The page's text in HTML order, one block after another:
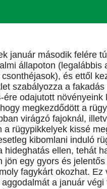
január második felére
állapoton (legalábbis
és ettől
szabályozza a fakadás
ére odajutott növényeink
megkezdődött a
virágzó fajoknál,
a rügypikkelyek kissé
kibomlani induló
hideghatás ellen, tehát
jön egy gyors és
fagykárt okozhat. Ez
aggodalmát a január